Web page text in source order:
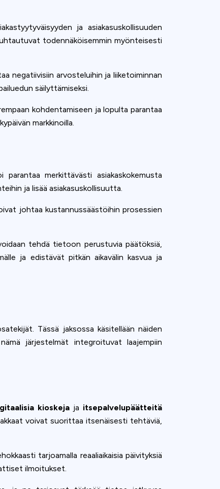
ja asiakasuskollisuuden
todennäköisemmin myönteisesti
negatiivisiin arvosteluihin ja liiketoiminnan
säilyttämiseksi.
kohdentamiseen ja lopulta parantaa
markkinoilla.
merkittävästi asiakaskokemusta
ja lisää asiakasuskollisuutta.
johtaa kustannussäästöihin prosessien
tehdä tietoon perustuvia päätöksiä,
ja edistävät pitkän aikavälin kasvua ja
Tässä jaksossa käsitellään näiden
järjestelmät integroituvat laajempiin
kioskejaja itsepalvelupäätteitä
voivat suorittaa itsenäisesti tehtäviä,
tarjoamalla reaaliaikaisia päivityksiä
ilmoitukset.